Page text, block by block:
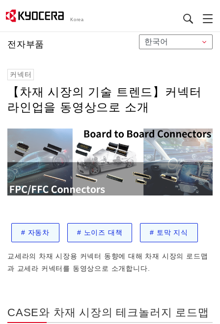
Korea
전자부품
커넥터
【차재 시장의 기술 트렌드】커넥터
라인업을 동영상으로 소개
# 자동차 # 노이즈 대책 # 토막 지식
교세라의 차재 시장용 커넥터 동향에 대해 차재 시장의 로드맵
과 교세라 커넥터를 동영상으로 소개합니다.
CASE와 차재 시장의 테크놀러지 로드맵